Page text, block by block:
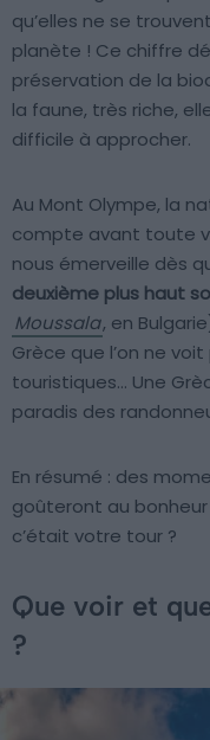
qu’elles ne se
planète ! Ce chiffre
préservation de la
la faune, très riche,
difficile à approcher.
Au Mont Olympe, la
compte avant toute
nous émerveille dès
deuxième plus haut
Moussala, en
Grèce que l’on ne
touristiques… Une
paradis des
En résumé : des
goûteront au bonheur
c’était votre tour ?
Que voir et
?